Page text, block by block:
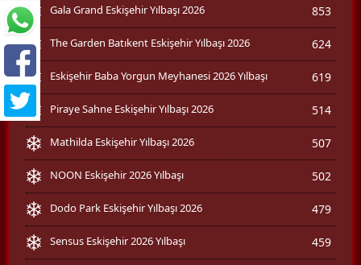
Gala Grand Eskişehir Yılbaşı 2026 853
The Garden Batıkent Eskişehir Yılbaşı 2026 624
Eskişehir Baba Yorgun Meyhanesi 2026 Yılbaşı 619
Piraye Sahne Eskişehir Yılbaşı 2026 514
Mathilda Eskişehir Yılbaşı 2026 507
NOON Eskişehir 2026 Yılbaşı 502
Dodo Park Eskişehir Yılbaşı 2026 479
Sensus Eskişehir 2026 Yılbaşı 459